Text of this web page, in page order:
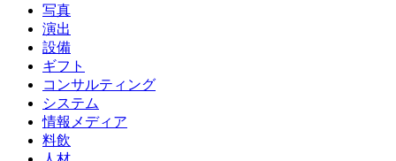
写真
演出
設備
ギフト
コンサルティング
システム
情報メディア
料飲